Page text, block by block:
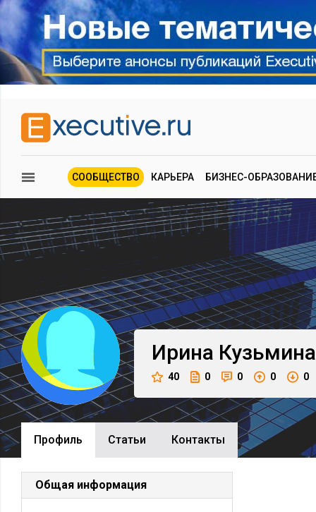
СООБЩЕСТВО КАРЬЕРА БИЗНЕС-
Ирина Кузьмина
40 0 0 0 0
Профиль Cтатьи Контакты
Общая информация